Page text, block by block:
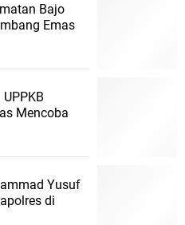
Bajo
Emas
Mencoba
Yusuf
di